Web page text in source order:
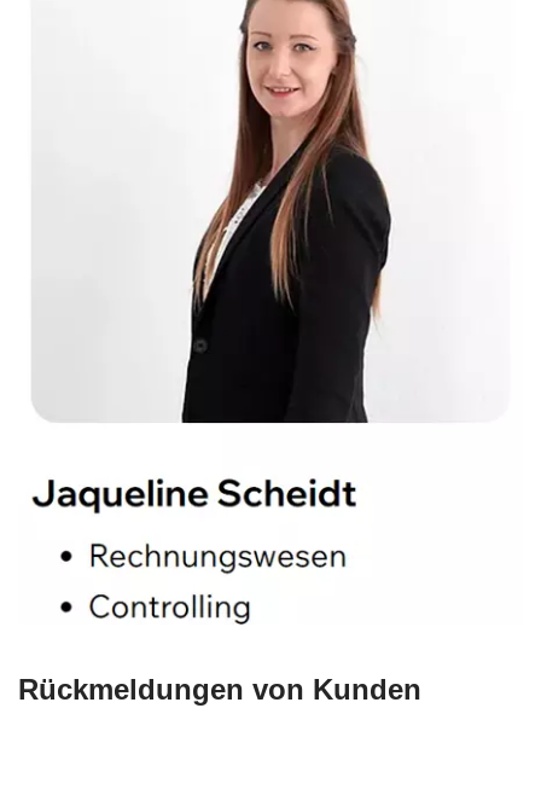
Rückmeldungen von Kunden